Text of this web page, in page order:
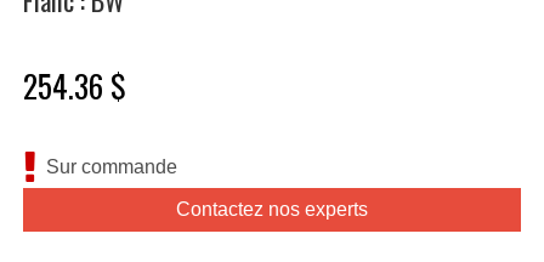
254.36 $
Sur commande
Contactez nos experts